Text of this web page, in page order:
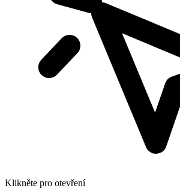
Klikněte pro otevření